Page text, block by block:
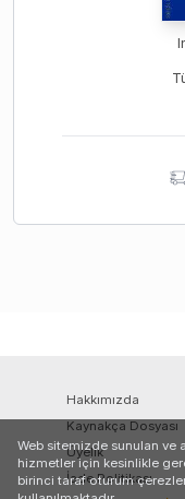
Hakkımızda
Kaynakça Dosyası
Üyelik
İade Politikası
Web sitemizde sunulan ve
hizmetler için kesinlikle
birinci taraf oturum